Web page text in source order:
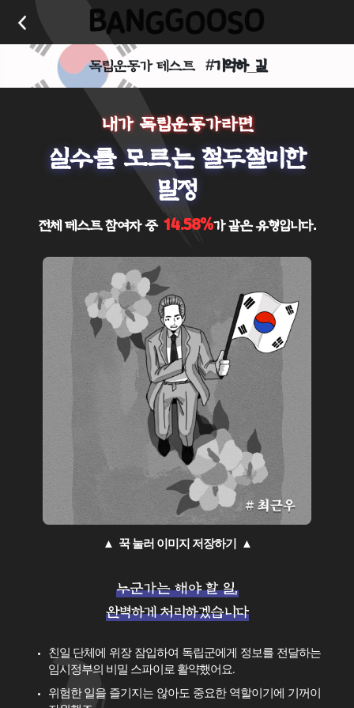
독립운동가 테스트 #기억하_길
내가 독립운동가라면
실수를 모르는 철두철미한
밀정
전체 테스트 참여자 중 14.58%가 같은 유형입니다.
▲ 꾹 눌러 이미지 저장하기 ▲
누군가는 해야 할 일,
완벽하게 처리하겠습니다
친일 단체에 위장 잠입하여 독립군에게 정보를 전달하는
임시정부의 비밀 스파이로 활약했어요.
위험한 일을 즐기지는 않아도 중요한 역할이기에 기꺼이